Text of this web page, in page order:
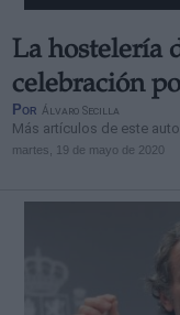
La hostelería
celebración
Por Álvaro Secilla
Más artículos de este
martes, 19 de mayo de 2020